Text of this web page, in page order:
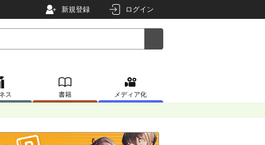
新規登録 ログイン
ス 書籍 メディア化